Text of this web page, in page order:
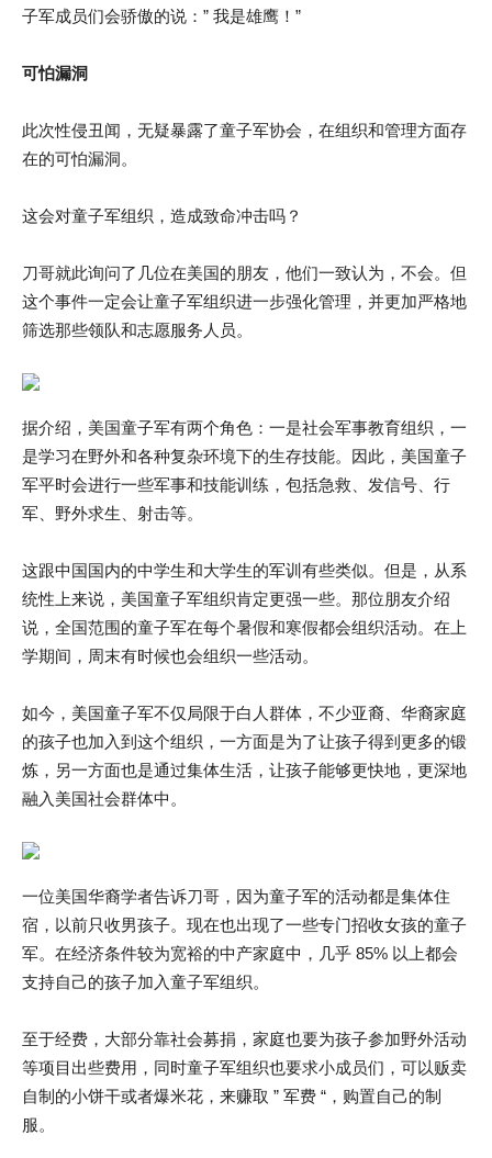
子军成员们会骄傲的说：” 我是雄鹰！”
可怕漏洞
此次性侵丑闻，无疑暴露了童子军协会，在组织和管理方面存
在的可怕漏洞。
这会对童子军组织，造成致命冲击吗？
刀哥就此询问了几位在美国的朋友，他们一致认为，不会。但
这个事件一定会让童子军组织进一步强化管理，并更加严格地
筛选那些领队和志愿服务人员。
据介绍，美国童子军有两个角色：一是社会军事教育组织，一
是学习在野外和各种复杂环境下的生存技能。因此，美国童子
军平时会进行一些军事和技能训练，包括急救、发信号、行
军、野外求生、射击等。
这跟中国国内的中学生和大学生的军训有些类似。但是，从系
统性上来说，美国童子军组织肯定更强一些。那位朋友介绍
说，全国范围的童子军在每个暑假和寒假都会组织活动。在上
学期间，周末有时候也会组织一些活动。
如今，美国童子军不仅局限于白人群体，不少亚裔、华裔家庭
的孩子也加入到这个组织，一方面是为了让孩子得到更多的锻
炼，另一方面也是通过集体生活，让孩子能够更快地，更深地
融入美国社会群体中。
一位美国华裔学者告诉刀哥，因为童子军的活动都是集体住
宿，以前只收男孩子。现在也出现了一些专门招收女孩的童子
军。在经济条件较为宽裕的中产家庭中，几乎 85% 以上都会
支持自己的孩子加入童子军组织。
至于经费，大部分靠社会募捐，家庭也要为孩子参加野外活动
等项目出些费用，同时童子军组织也要求小成员们，可以贩卖
自制的小饼干或者爆米花，来赚取 ” 军费 “，购置自己的制
服。